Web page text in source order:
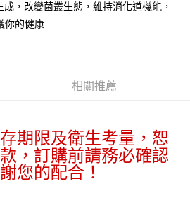
灣大哥大用戶可立即使用無須另外申請。
」，訂單成立後會自動跳轉到大哥付的交易
況，表示未達大哥付你分期系統評分，恕無
選擇「超商條碼／台灣大直營門市／銀行轉
」等通路繳費。
需綁卡、不需儲值。
訊認證，即可結帳。
程】
享後付」後，將跳轉至「AFTEE先享後付」
金額後，即可完成結帳。
繳費通知簡訊。
，點擊此簡訊中的連結，可透過四大超商／
行付款，方視為交易完成。
以上)免運費
以上)免運費
，改變菌叢生態，維持消化道機能，
你的健康
相關推薦
期限及衛生考量，恕
，訂購前請務必確認
您的配合！